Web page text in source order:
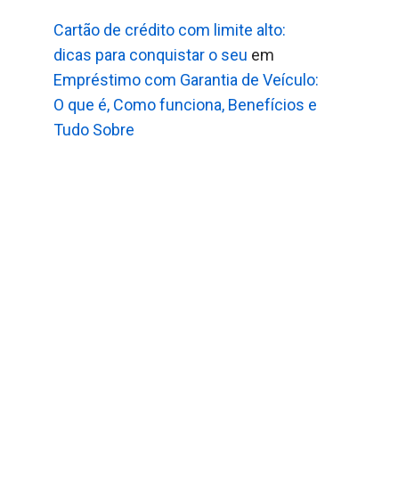
Cartão de crédito com limite alto:
dicas para conquistar o seu em
Empréstimo com Garantia de Veículo:
O que é, Como funciona, Benefícios e
Tudo Sobre